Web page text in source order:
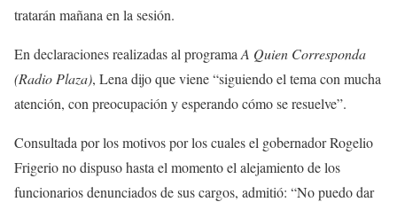
tratarán mañana en la sesión.
En declaraciones realizadas al programa A Quien Corresponda
(Radio Plaza), Lena dijo que viene “siguiendo el tema con mucha
atención, con preocupación y esperando cómo se resuelve”.
Consultada por los motivos por los cuales el gobernador Rogelio
Frigerio no dispuso hasta el momento el alejamiento de los
funcionarios denunciados de sus cargos, admitió: “No puedo dar